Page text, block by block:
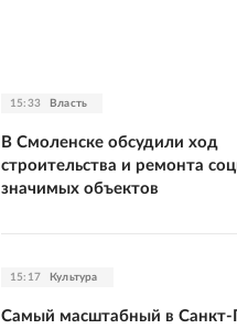
15:33 Власть
В Смоленске обсудили ход
строительства и ремонта
значимых объектов
15:17 Культура
Самый масштабный в Санкт-